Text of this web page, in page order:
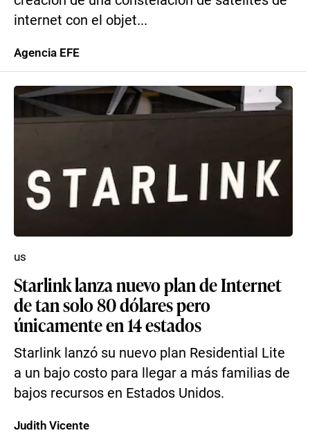
internet con el objet...
Agencia EFE
Starlink lanza nuevo plan de Internet
de tan solo 80 dólares pero
únicamente en 14 estados
Starlink lanzó su nuevo plan Residential Lite
a un bajo costo para llegar a más familias de
bajos recursos en Estados Unidos.
us
Judith Vicente